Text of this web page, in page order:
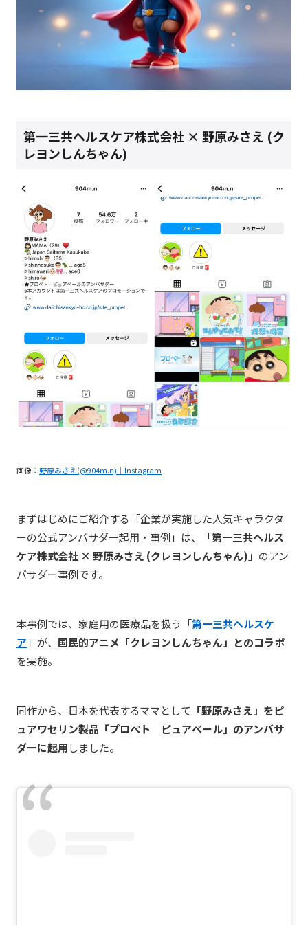
第一三共ヘルスケア株式会社 × 野原みさえ (ク
レヨンしんちゃん)
画像： 野原みさえ(@904m.n)｜Instagram
まずはじめにご紹介する「企業が実施した人気キャラクタ
ーの公式アンバサダー起用・事例」は、「第一三共ヘルス
ケア株式会社 × 野原みさえ (クレヨンしんちゃん) 」のアン
バサダー事例です。
本事例では、家庭用の医療品を扱う「第一三共ヘルスケ
ア 」が、 国民的アニメ「クレヨンしんちゃん」とのコラボ
を実施。
同作から、日本を代表するママとして 「野原みさえ」をピ
ュアワセリン製品「プロペト ピュアベール」のアンバサ
ダーに起用しました。